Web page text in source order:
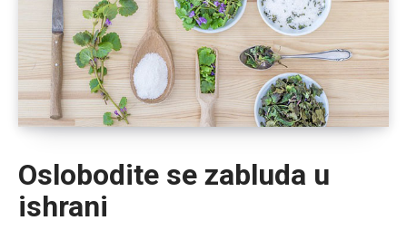
Oslobodite se zabluda u
ishrani